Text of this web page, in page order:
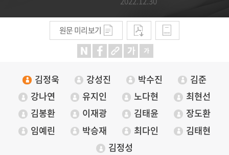
원문 미리보기
김정욱 강성진 박수진
김준
강나연
유지인 노다현
최현선
김봉환
이재광 김태윤
장도환
임예린
박승재 최다인
김태현
김정성